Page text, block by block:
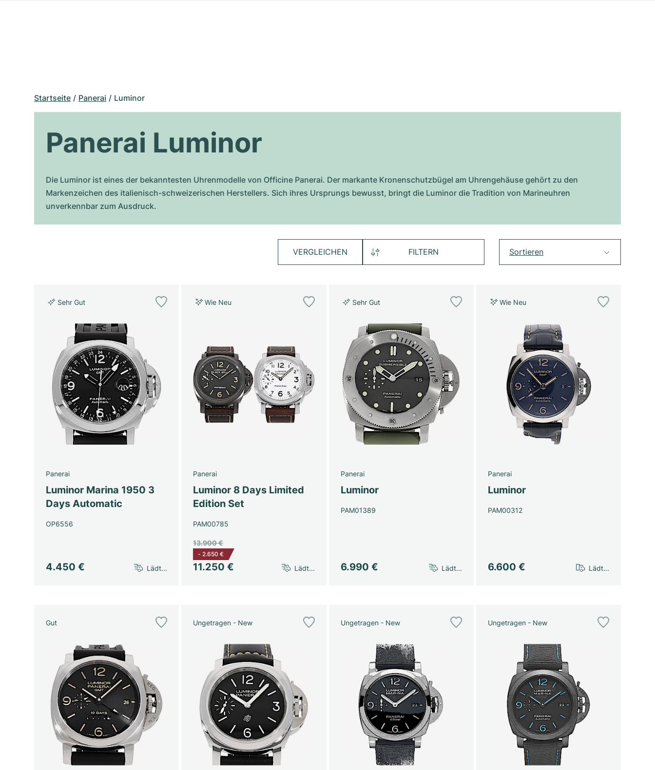
Startseite Panerai Luminor
Panerai Luminor
Die Luminor ist eines der bekanntesten Uhrenmodelle von Officine Panerai. Der markante Kronenschutzbügel am Uhrengehäuse gehört zu den
Markenzeichen des italienisch-schweizerischen Herstellers. Sich ihres Ursprungs bewusst, bringt die Luminor die Tradition von Marineuhren
unverkennbar zum Ausdruck.
VERGLEICHEN FILTERN Sortieren
Sehr Gut
Panerai
Luminor Marina 1950 3
Days Automatic
OP6556
4.450 € Lädt...
Wie Neu
Panerai
Luminor 8 Days Limited
Edition Set
PAM00785
11.250 €
13.900 €
- 2.650 €
Lädt...
Sehr Gut
Panerai
Luminor
PAM01389
6.990 € Lädt...
Wie Neu
Panerai
Luminor
PAM00312
6.600 € Lädt...
Gut Ungetragen - New Ungetragen - New Ungetragen - New